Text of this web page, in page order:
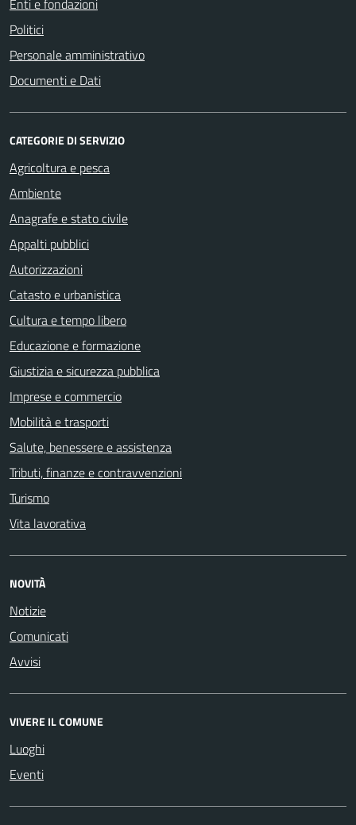
Enti e fondazioni
Politici
Personale amministrativo
Documenti e Dati
CATEGORIE DI SERVIZIO
Agricoltura e pesca
Ambiente
Anagrafe e stato civile
Appalti pubblici
Autorizzazioni
Catasto e urbanistica
Cultura e tempo libero
Educazione e formazione
Giustizia e sicurezza pubblica
Imprese e commercio
Mobilità e trasporti
Salute, benessere e assistenza
Tributi, finanze e contravvenzioni
Turismo
Vita lavorativa
NOVITÀ
Notizie
Comunicati
Avvisi
VIVERE IL COMUNE
Luoghi
Eventi